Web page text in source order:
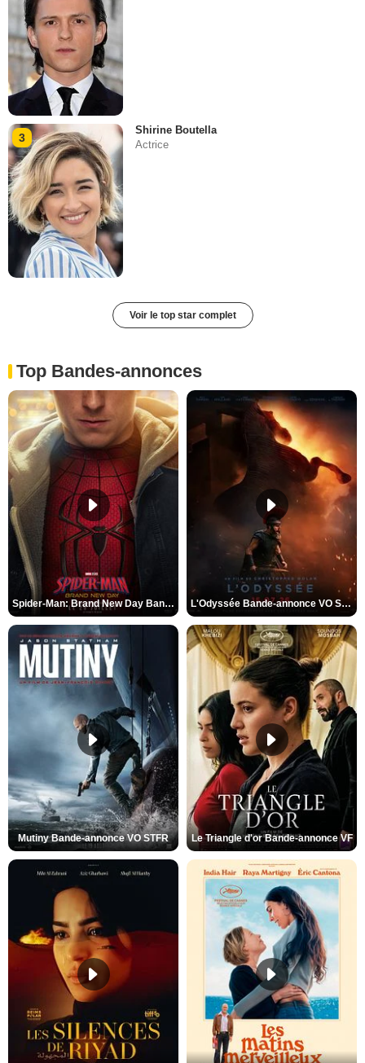
3
Shirine Boutella
Actrice
Voir le top star complet
Top Bandes-annonces
Spider-Man: Brand New Day Bande-annonce VO STFR L'Odyssée Bande-annonce VO STFR
Mutiny Bande-annonce VO STFR Le Triangle d'or Bande-annonce VF